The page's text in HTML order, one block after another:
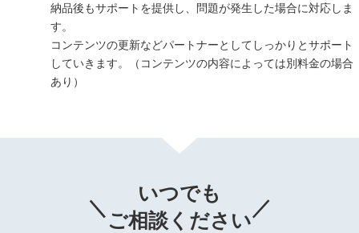
納品後もサポートを提供し、問題が発生した場合に対応しま
す。
コンテンツの更新などパートナーとしてしっかりとサポート
していきます。（コンテンツの内容によっては別料金の場合
あり）
＼
いつでも
ご相談ください
／